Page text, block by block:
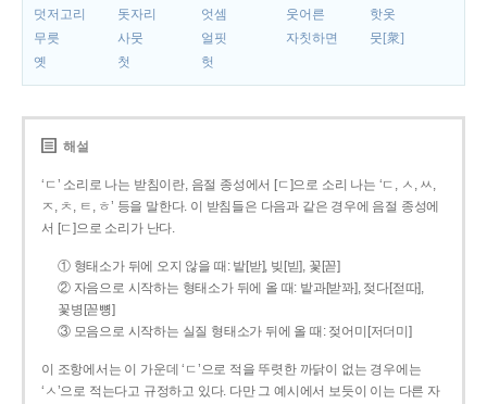
덧저고리 돗자리 엇셈 웃어른
핫옷
무릇
사뭇 얼핏 자칫하면
뭇[衆]
옛
첫 헛
해설
‘ㄷ’ 소리로 나는 받침이란, 음절 종성에서 [ㄷ]으로 소리 나는 ‘ㄷ, ㅅ, ㅆ,
ㅈ, ㅊ, ㅌ, ㅎ’ 등을 말한다. 이 받침들은 다음과 같은 경우에 음절 종성에
서 [ㄷ]으로 소리가 난다.
① 형태소가 뒤에 오지 않을 때: 밭[받], 빚[빋], 꽃[꼳]
② 자음으로 시작하는 형태소가 뒤에 올 때: 밭과[받꽈], 젖다[젇따],
꽃병[꼳뼝]
③ 모음으로 시작하는 실질 형태소가 뒤에 올 때: 젖어미[저더미]
이 조항에서는 이 가운데 ‘ㄷ’으로 적을 뚜렷한 까닭이 없는 경우에는
‘ㅅ’으로 적는다고 규정하고 있다. 다만 그 예시에서 보듯이 이는 다른 자